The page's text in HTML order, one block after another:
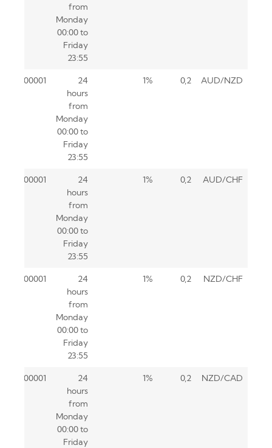
from
Monday
00:00 to
Friday
23:55
AUD/NZD
0,2
1%
24
hours
from
Monday
00:00 to
Friday
23:55
0.00001
AUD/CHF
0,2
1%
24
hours
from
Monday
00:00 to
Friday
23:55
0.00001
NZD/CHF
0,2
1%
24
hours
from
Monday
00:00 to
Friday
23:55
0.00001
NZD/CAD
0,2
1%
24
hours
from
Monday
00:00 to
Friday
0.00001